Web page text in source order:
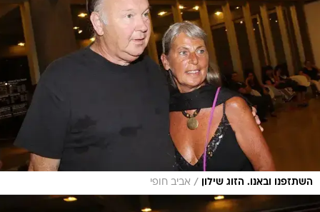
השתזפנו ובאנו. הזוג שילון / אביב חופי